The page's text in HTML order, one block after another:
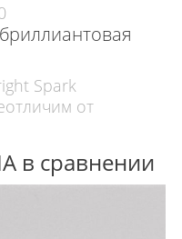
Spark
от
в сравнении